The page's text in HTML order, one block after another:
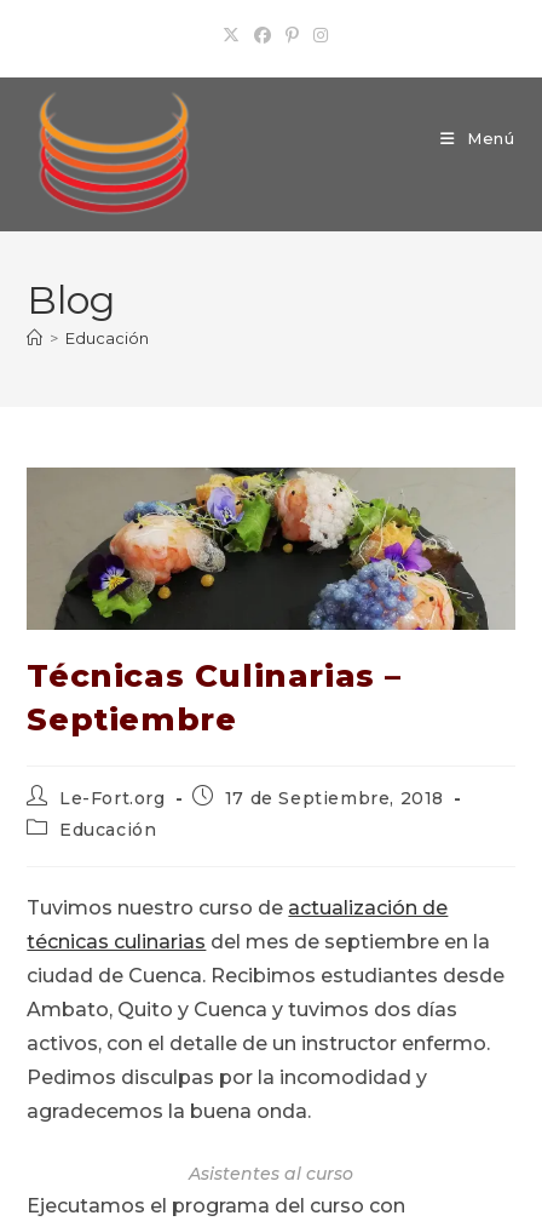
contenido
Menú
Blog
> Educación
Técnicas Culinarias –
Septiembre
Autor
de
la
Le-Fort.org
Publicación
17 de Septiembre, 2018
Categoría
entrada:
Educación
Tuvimos nuestro curso de actualización de
técnicas culinarias del mes de septiembre en la
ciudad de Cuenca. Recibimos estudiantes desde
Ambato, Quito y Cuenca y tuvimos dos días
activos, con el detalle de un instructor enfermo.
Pedimos disculpas por la incomodidad y
agradecemos la buena onda.
Asistentes al curso
Ejecutamos el programa del curso con